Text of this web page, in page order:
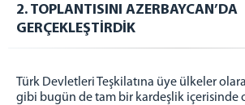
HABER ARŞİVİ
FOTOĞRAF ARŞİVİ
GÖRÜNTÜLÜ HABER
2. TOPLANTISINI AZERBAYCAN’DA
GERÇEKLEŞTİRDİK
Türk Devletleri Teşkilatına üye ülkeler
gibi bugün de tam bir kardeşlik içerisinde